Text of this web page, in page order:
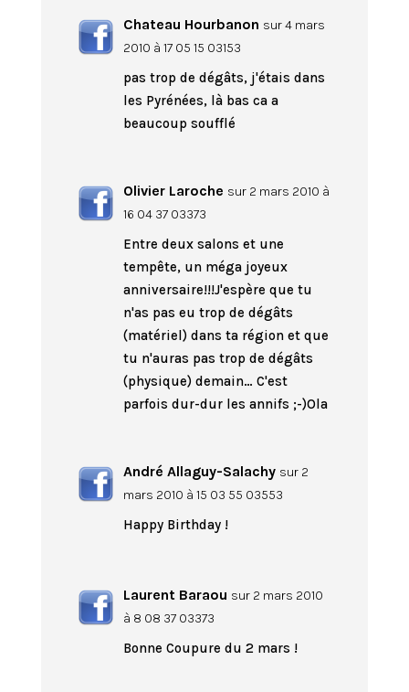
Chateau Hourbanon sur 4 mars
2010 à 17 05 15 03153
pas trop de dégâts, j'étais dans
les Pyrénées, là bas ca a
beaucoup soufflé
Olivier Laroche sur 2 mars 2010 à
16 04 37 03373
Entre deux salons et une
tempête, un méga joyeux
anniversaire!!!J'espère que tu
n'as pas eu trop de dégâts
(matériel) dans ta région et que
tu n'auras pas trop de dégâts
(physique) demain… C'est
parfois dur-dur les annifs ;-)Ola
André Allaguy-Salachy sur 2
mars 2010 à 15 03 55 03553
Happy Birthday !
Laurent Baraou sur 2 mars 2010
à 8 08 37 03373
Bonne Coupure du 2 mars !